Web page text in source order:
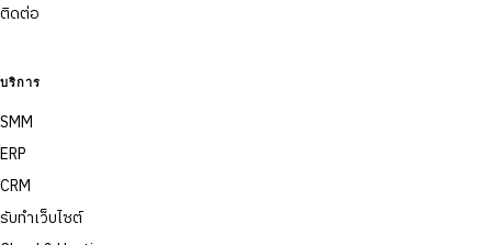
ติดต่อ
บริการ
SMM
ERP
CRM
รับทำเว็บไซต์